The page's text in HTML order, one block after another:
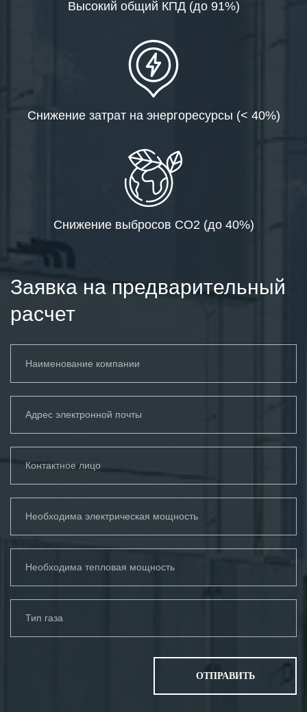
Заявка на предварительный
расчет
Высокий общий КПД (до 91%)
Снижение затрат на энергоресурсы (< 40%)
Снижение выбросов СО2 (до 40%)